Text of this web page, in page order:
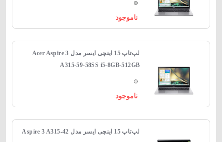
ناموجود
لپ‌تاپ 15 اینچی ایسر مدل Acer Aspire 3
A315-59-58SS i5-8GB-512GB
ناموجود
لپ‌تاپ 15 اینچی ایسر مدل Aspire 3 A315-42